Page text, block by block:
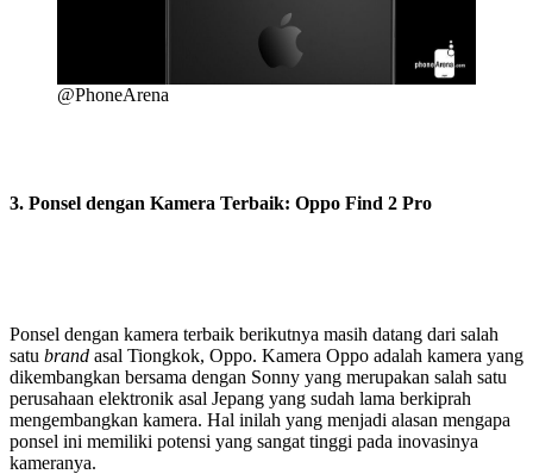
@PhoneArena
3. Ponsel dengan Kamera Terbaik: Oppo Find 2 Pro
Ponsel dengan kamera terbaik berikutnya masih datang dari salah
satu brand asal Tiongkok, Oppo. Kamera Oppo adalah kamera yang
dikembangkan bersama dengan Sonny yang merupakan salah satu
perusahaan elektronik asal Jepang yang sudah lama berkiprah
mengembangkan kamera. Hal inilah yang menjadi alasan mengapa
ponsel ini memiliki potensi yang sangat tinggi pada inovasinya
kameranya.